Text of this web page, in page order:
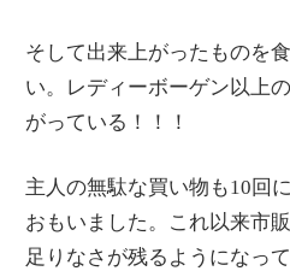
そして出来上がったものを
い。レディーボーゲン以上
がっている！！！
主人の無駄な買い物も10回
おもいました。これ以来市
足りなさが残るようになっ